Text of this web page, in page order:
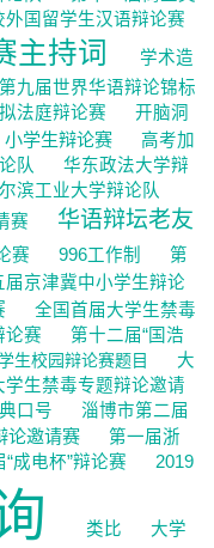
国留学生汉语辩论赛
主持词
学术造
九届世界华语辩论锦标
法庭辩论赛
开脑洞
小学生辩论赛
高考加
队
华东政法大学辩
滨工业大学辩论队
赛
华语辩坛老友
赛 996工作制
第
届京津冀中小学生辩论
全国首届大学生禁毒
论赛
第十二届“国浩
生校园辩论赛题目
大
学生禁毒专题辩论邀请
口号
淄博市第二届
论邀请赛
第一届浙
“成电杯”辩论赛 2019
类比 大学